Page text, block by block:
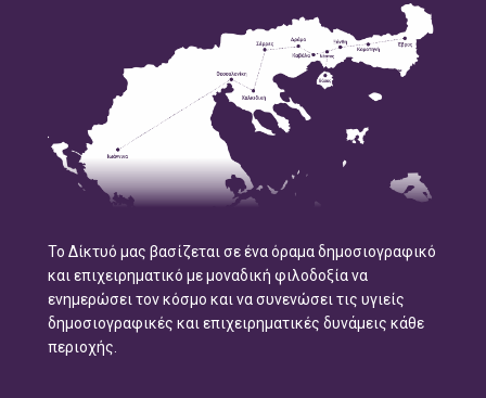
Το Δίκτυό μας βασίζεται σε ένα όραμα δημοσιογραφικό
και επιχειρηματικό με μοναδική φιλοδοξία να
ενημερώσει τον κόσμο και να συνενώσει τις υγιείς
δημοσιογραφικές και επιχειρηματικές δυνάμεις κάθε
περιοχής.